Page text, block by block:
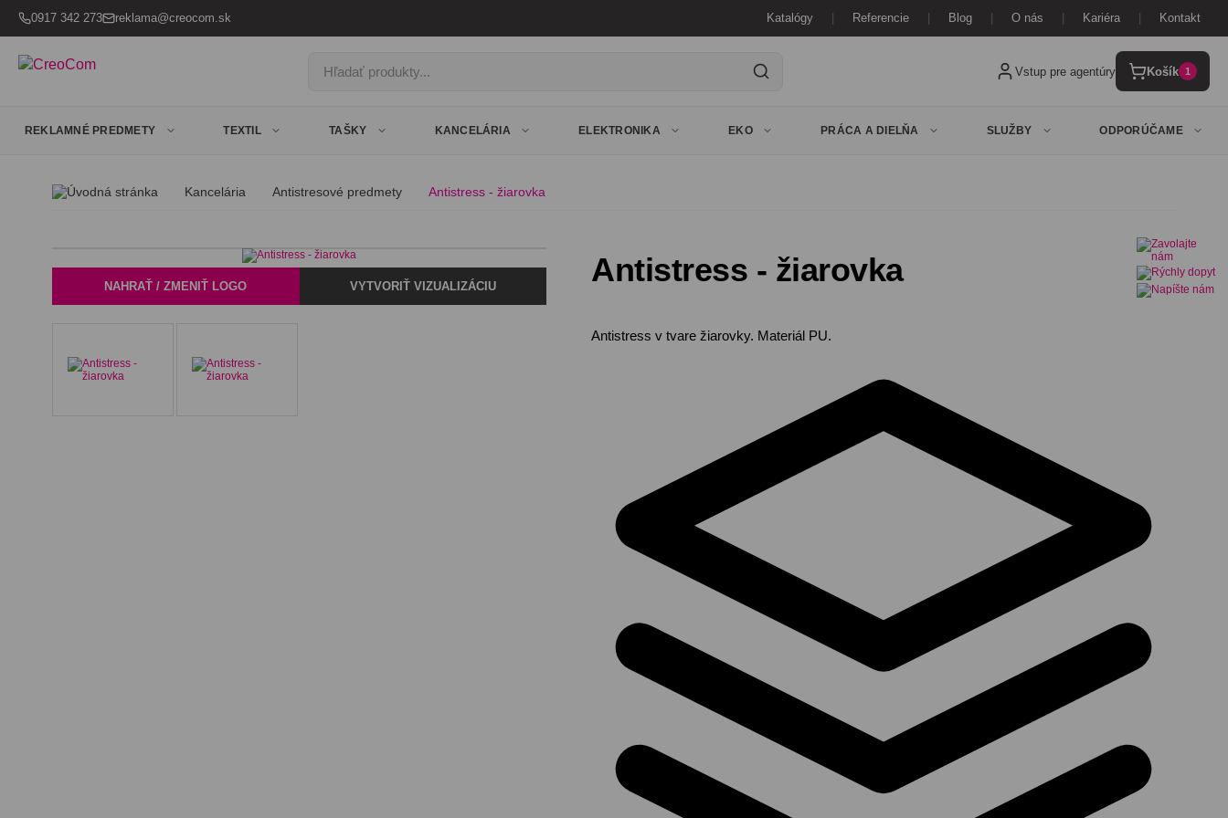
0917 342 273 reklama@creocom.sk Katalógy Referencie Blog O nás Kariéra Kontakt
Vstup pre agentúry Košík 1
REKLAMNÉ PREDMETY TEXTIL TAŠKY KANCELÁRIA ELEKTRONIKA EKO PRÁCA A DIELŇA SLUŽBY ODPORÚČAME
Kancelária Antistresové predmety Antistress - žiarovka
NAHRAŤ / ZMENIŤ LOGO VYTVORIŤ VIZUALIZÁCIU Antistress - žiarovka
Antistress v tvare žiarovky. Materiál PU.